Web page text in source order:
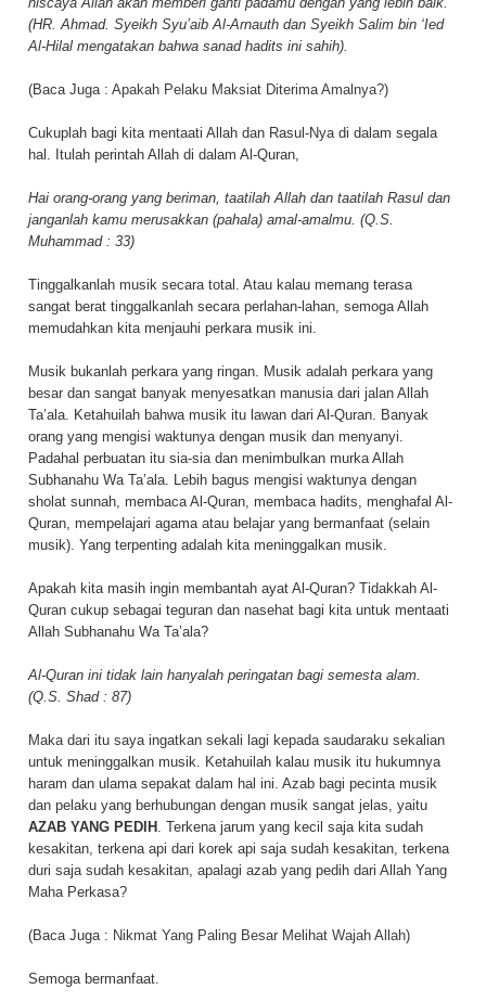
(HR. Ahmad. Syeikh Syu’aib Al-Arnauth dan Syeikh Salim bin ‘Ied
Al-Hilal mengatakan bahwa sanad hadits ini sahih).
(Baca Juga : Apakah Pelaku Maksiat Diterima Amalnya?)
Cukuplah bagi kita mentaati Allah dan Rasul-Nya di dalam segala
hal. Itulah perintah Allah di dalam Al-Quran,
Hai orang-orang yang beriman, taatilah Allah dan taatilah Rasul dan
janganlah kamu merusakkan (pahala) amal-amalmu. (Q.S.
Muhammad : 33)
Tinggalkanlah musik secara total. Atau kalau memang terasa
sangat berat tinggalkanlah secara perlahan-lahan, semoga Allah
memudahkan kita menjauhi perkara musik ini.
Musik bukanlah perkara yang ringan. Musik adalah perkara yang
besar dan sangat banyak menyesatkan manusia dari jalan Allah
Ta’ala. Ketahuilah bahwa musik itu lawan dari Al-Quran. Banyak
orang yang mengisi waktunya dengan musik dan menyanyi.
Padahal perbuatan itu sia-sia dan menimbulkan murka Allah
Subhanahu Wa Ta’ala. Lebih bagus mengisi waktunya dengan
sholat sunnah, membaca Al-Quran, membaca hadits, menghafal Al-
Quran, mempelajari agama atau belajar yang bermanfaat (selain
musik). Yang terpenting adalah kita meninggalkan musik.
Apakah kita masih ingin membantah ayat Al-Quran? Tidakkah Al-
Quran cukup sebagai teguran dan nasehat bagi kita untuk mentaati
Allah Subhanahu Wa Ta’ala?
Al-Quran ini tidak lain hanyalah peringatan bagi semesta alam.
(Q.S. Shad : 87)
Maka dari itu saya ingatkan sekali lagi kepada saudaraku sekalian
untuk meninggalkan musik. Ketahuilah kalau musik itu hukumnya
haram dan ulama sepakat dalam hal ini. Azab bagi pecinta musik
dan pelaku yang berhubungan dengan musik sangat jelas, yaitu
AZAB YANG PEDIH . Terkena jarum yang kecil saja kita sudah
kesakitan, terkena api dari korek api saja sudah kesakitan, terkena
duri saja sudah kesakitan, apalagi azab yang pedih dari Allah Yang
Maha Perkasa?
(Baca Juga : Nikmat Yang Paling Besar Melihat Wajah Allah)
Semoga bermanfaat.